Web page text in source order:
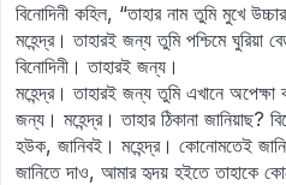
বিনোদিনী কহিল, “তাহার নাম তুমি মুখে
মহেন্দ্র। তাহারই জন্য তুমি পশ্চিমে ঘুরিয়া
বিনোদিনী। তাহারই জন্য।
মহেন্দ্র। তাহারই জন্য তুমি এখানে অপেক্ষা
জন্য। মহেন্দ্র। তাহার ঠিকানা জানিয়াছ?
হউক, জানিবই। মহেন্দ্র। কোনোমতেই
জানিতে দাও, আমার হৃদয় হইতে তাহাকে